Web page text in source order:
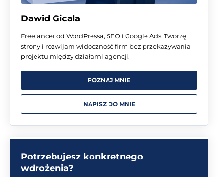
Dawid Gicala
Freelancer od WordPressa, SEO i Google Ads. Tworzę
strony i rozwijam widoczność firm bez przekazywania
projektu między działami agencji.
POZNAJ MNIE
NAPISZ DO MNIE
Potrzebujesz konkretnego
wdrożenia?